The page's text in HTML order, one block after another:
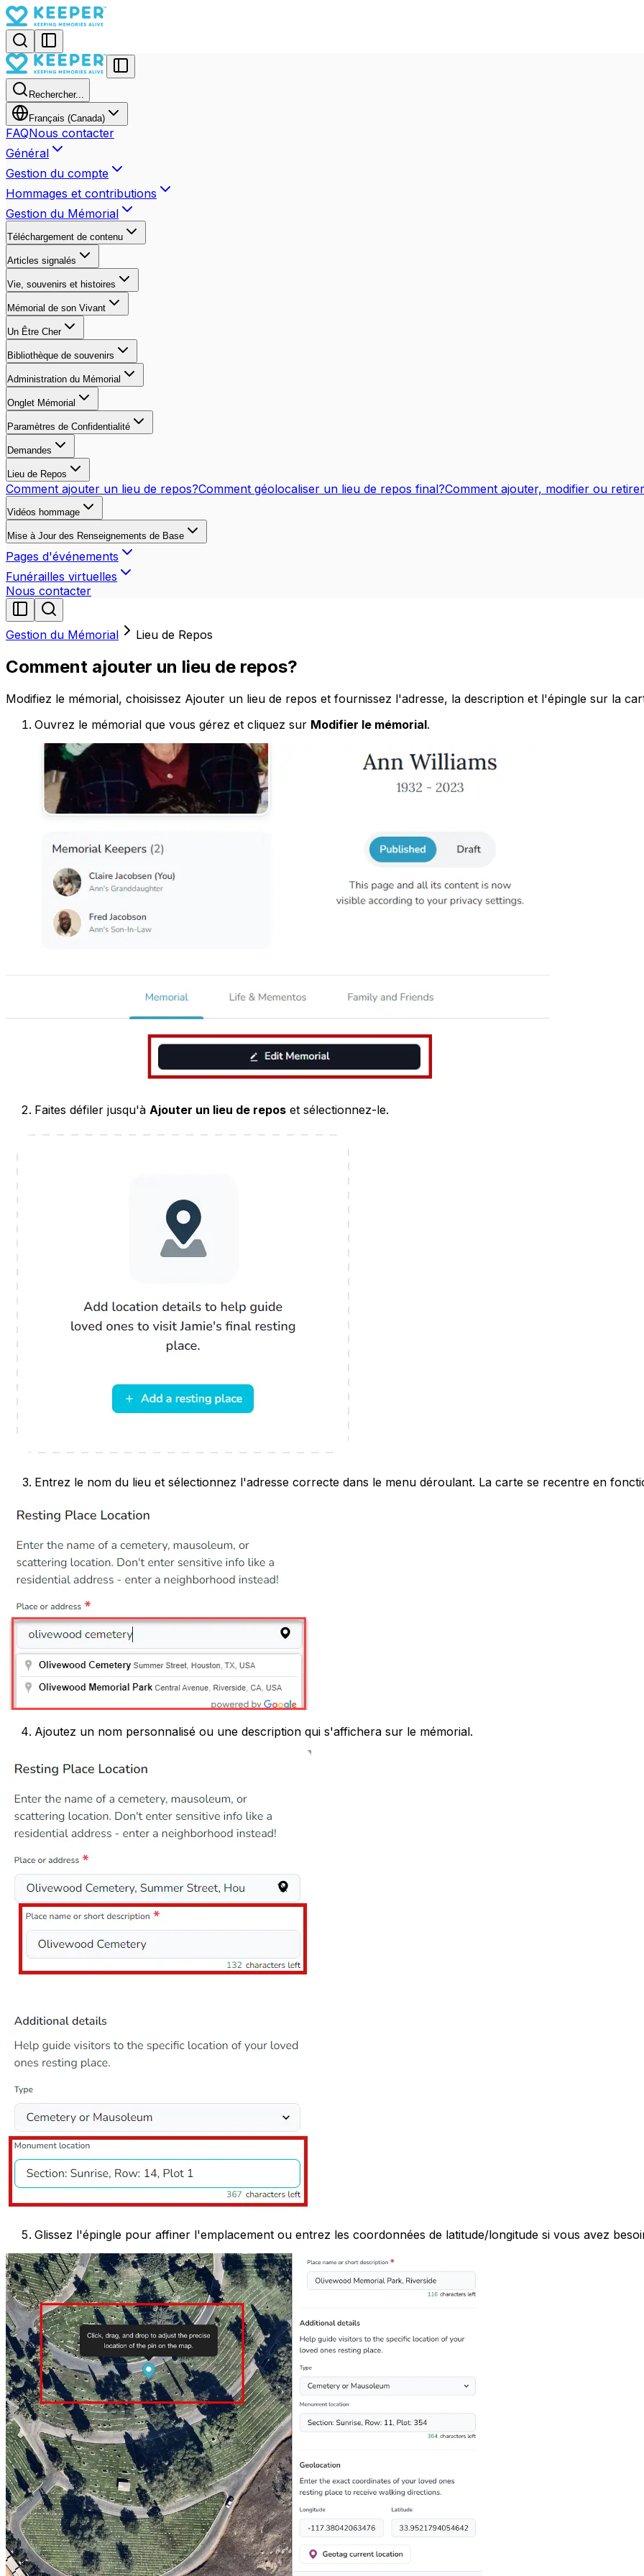
Rechercher...
Français (Canada)
FAQNous contacter
Général
Gestion du compte
Hommages et contributions
Gestion du Mémorial
Téléchargement de contenu
Articles signalés
Vie, souvenirs et histoires
Mémorial de son Vivant
Un Être Cher
Bibliothèque de souvenirs
Administration du Mémorial
Onglet Mémorial
Paramètres de Confidentialité
Demandes
Lieu de Repos
Comment ajouter un lieu de repos?Comment géolocaliser un lieu de repos final?Comment ajouter, modifier ou
Vidéos hommage
Mise à Jour des Renseignements de Base
Pages d'événements
Funérailles virtuelles
Nous contacter
Gestion du Mémorial Lieu de Repos
Comment ajouter un lieu de repos?
Modifiez le mémorial, choisissez Ajouter un lieu de repos et fournissez l'adresse, la description et l'épingle sur la
Ouvrez le mémorial que vous gérez et cliquez sur Modifier le mémorial.
Faites défiler jusqu'à Ajouter un lieu de repos et sélectionnez-le.
Entrez le nom du lieu et sélectionnez l'adresse correcte dans le menu déroulant. La carte se recentre en
Ajoutez un nom personnalisé ou une description qui s'affichera sur le mémorial.
Glissez l'épingle pour affiner l'emplacement ou entrez les coordonnées de latitude/longitude si vous avez